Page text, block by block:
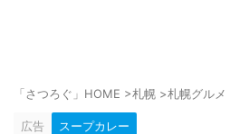
「さつろぐ」HOME >札幌 >札幌グルメ
広告 スープカレー